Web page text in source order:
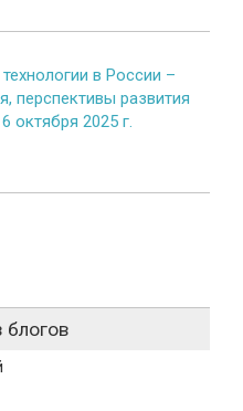
в России –
перспективы развития
октября 2025 г.
блогов